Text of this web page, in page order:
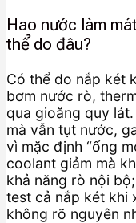
Hao nước làm
thể do đâu?
Có thể do nắp két
bơm nước rò,
qua gioăng quy
mà vẫn tụt nước,
vì mặc định “ống
coolant giảm mà
khả năng rò nội
test cả nắp két khi
không rõ nguyên